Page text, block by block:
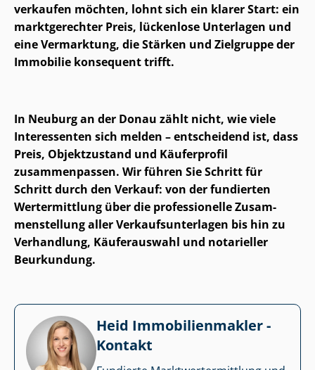
verkaufen möchten, lohnt sich ein klarer Start: ein
marktgerechter Preis, lückenlose Unterlagen und
eine Vermarktung, die Stärken und Zielgruppe der
Immobilie konsequent trifft.
In Neuburg an der Donau zählt nicht, wie viele
Interessenten sich melden – entscheidend ist, dass
Preis, Objektzustand und Käuferprofil
zusammenpassen. Wir führen Sie Schritt für
Schritt durch den Verkauf: von der fundierten
Wertermittlung über die professionelle Zu­sam­
men­stel­lung aller Ver­kaufs­un­ter­la­gen bis hin zu
Verhandlung, Käuferauswahl und notarieller
Beurkundung.
Heid Im­mo­bi­li­en­mak­ler -
Kontakt